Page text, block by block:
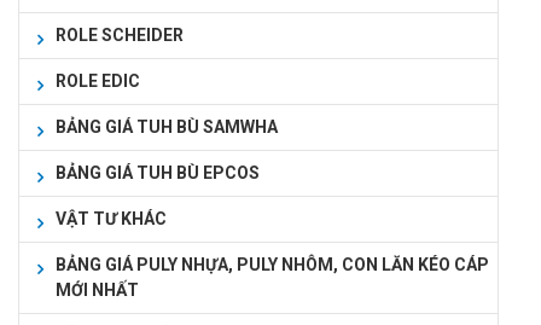
ROLE SCHEIDER
ROLE EDIC
BẢNG GIÁ TUH BÙ SAMWHA
BẢNG GIÁ TUH BÙ EPCOS
VẬT TƯ KHÁC
BẢNG GIÁ PULY NHỰA, PULY NHÔM, CON LĂN KÉO CÁP
MỚI NHẤT